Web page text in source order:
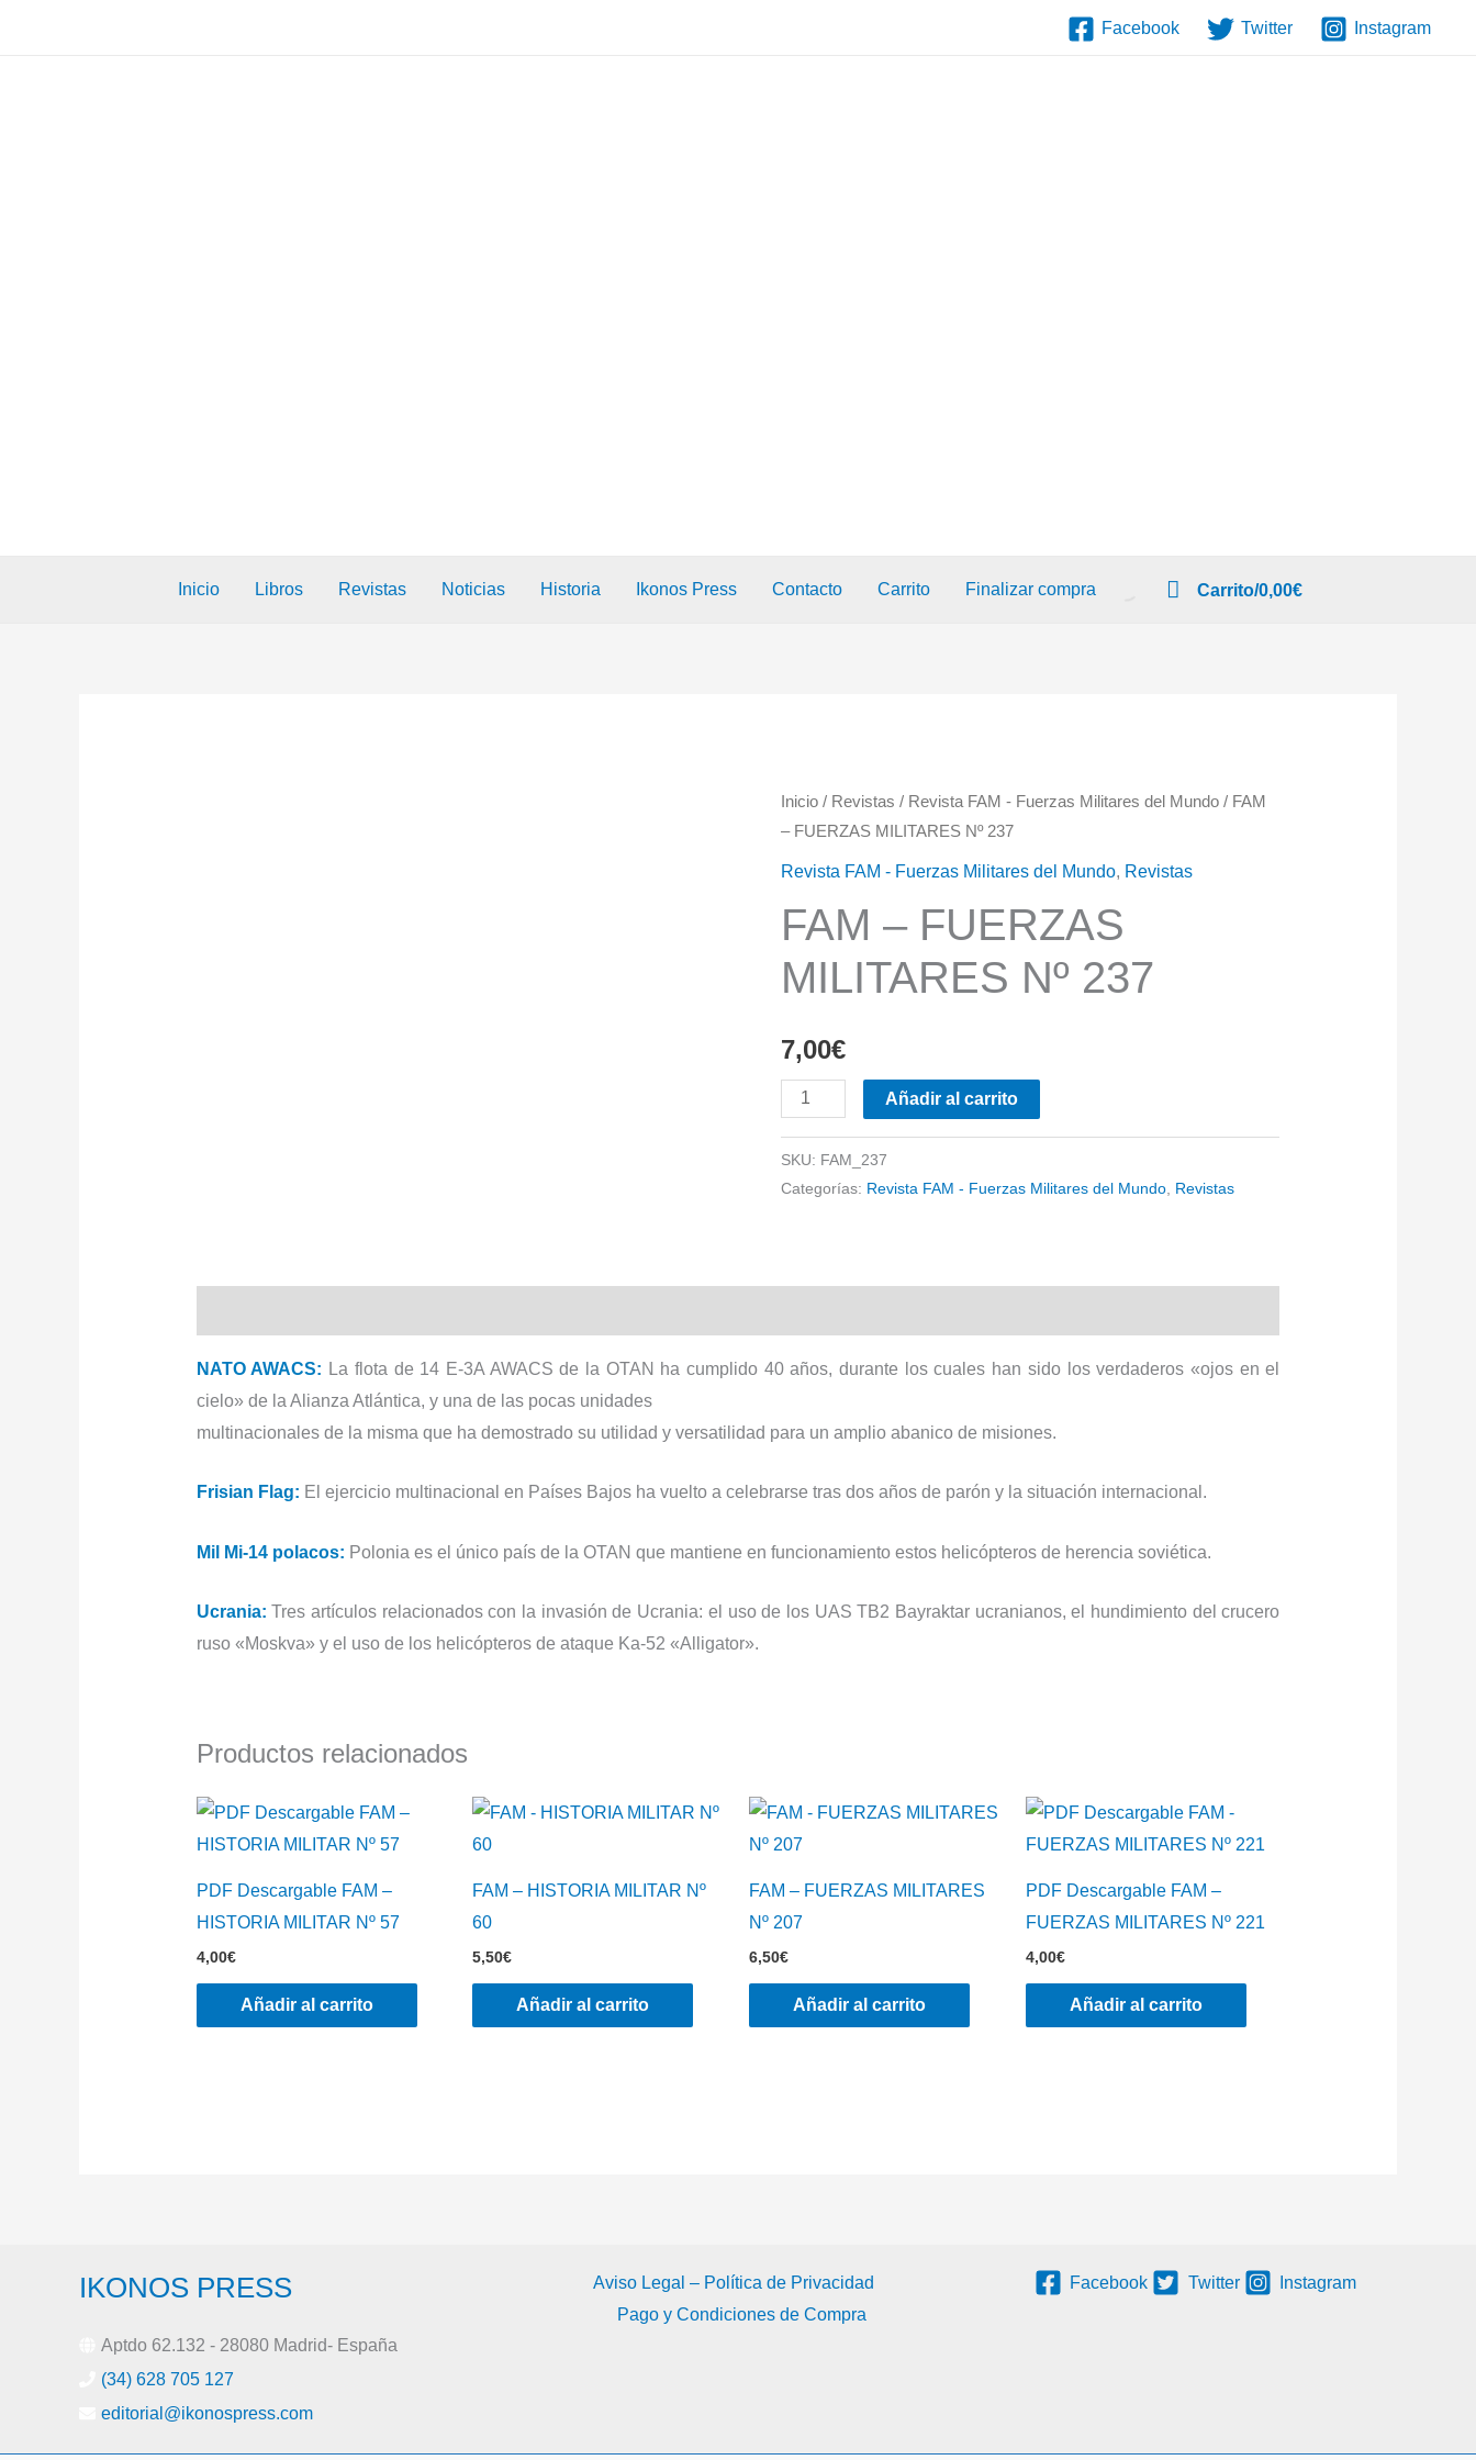
Facebook Twitter Instagram
Inicio Libros Revistas Noticias Historia Ikonos Press Contacto Carrito Finalizar compra Carrito/0,00€
Inicio / Revistas / Revista FAM - Fuerzas Militares del Mundo / FAM
– FUERZAS MILITARES Nº 237
Revista FAM - Fuerzas Militares del Mundo, Revistas
FAM – FUERZAS
MILITARES Nº 237
7,00€
FAM
FUERZAS
MILITARES
cantidad
Añadir al carrito
SKU: FAM_237
Categorías: Revista FAM - Fuerzas Militares del Mundo Revistas
NATO AWACS: La flota de 14 E-3A AWACS de la OTAN ha cumplido 40 años, durante los cuales han sido los verdaderos «ojos en el
cielo» de la Alianza Atlántica, y una de las pocas unidades
multinacionales de la misma que ha demostrado su utilidad y versatilidad para un amplio abanico de misiones.
Frisian Flag: El ejercicio multinacional en Países Bajos ha vuelto a celebrarse tras dos años de parón y la situación internacional.
Mil Mi-14 polacos: Polonia es el único país de la OTAN que mantiene en funcionamiento estos helicópteros de herencia soviética.
Ucrania: Tres artículos relacionados con la invasión de Ucrania: el uso de los UAS TB2 Bayraktar ucranianos, el hundimiento del crucero
ruso «Moskva» y el uso de los helicópteros de ataque Ka-52 «Alligator».
Productos relacionados
PDF Descargable FAM –
HISTORIA MILITAR Nº 57
4,00€
Añadir al carrito
FAM – HISTORIA MILITAR Nº
60
5,50€
Añadir al carrito
FAM – FUERZAS MILITARES
Nº 207
6,50€
Añadir al carrito
PDF Descargable FAM –
FUERZAS MILITARES Nº 221
4,00€
Añadir al carrito
IKONOS PRESS
Aptdo 62.132 - 28080 Madrid- España
(34) 628 705 127
editorial@ikonospress.com
Aviso Legal – Política de Privacidad
Pago y Condiciones de Compra
Facebook Twitter Instagram